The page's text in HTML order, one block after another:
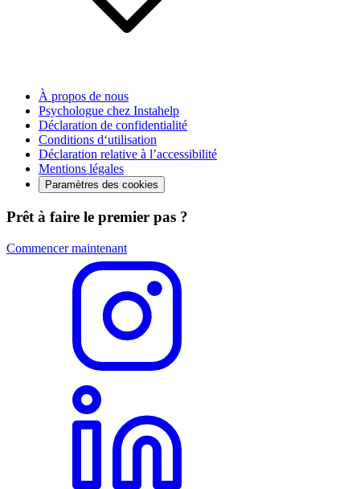
À propos de nous
Psychologue chez Instahelp
Déclaration de confidentialité
Conditions d‘utilisation
Déclaration relative à l’accessibilité
Mentions légales
Paramètres des cookies
Prêt à faire le premier pas ?
Commencer maintenant